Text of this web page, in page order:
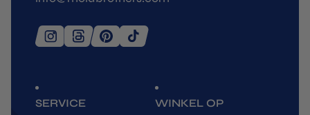
SERVICE
WINKEL OP